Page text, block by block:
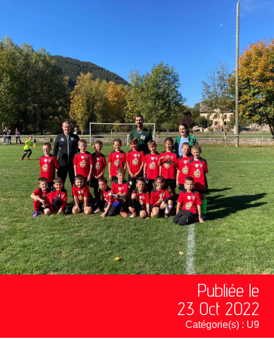
Publiée le
23 Oct 2022
Catégorie(s) : U9